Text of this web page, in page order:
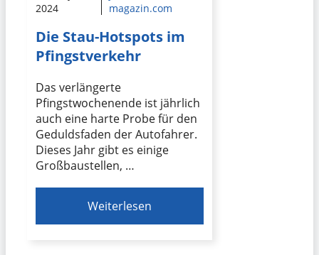
2024
magazin.com
Die Stau-Hotspots im
Pfingstverkehr
Das verlängerte
Pfingstwochenende ist jährlich
auch eine harte Probe für den
Geduldsfaden der Autofahrer.
Dieses Jahr gibt es einige
Großbaustellen, …
Weiterlesen